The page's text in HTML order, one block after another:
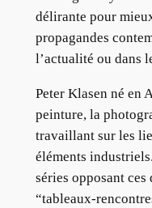
délirante pour
propagandes
l’actualité ou dans
Peter Klasen né en
peinture, la
travaillant sur les
éléments
séries opposant ces
“tableaux-